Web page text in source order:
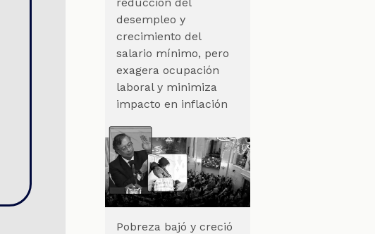
desempleo y
crecimiento del
salario mínimo, pero
exagera ocupación
laboral y minimiza
impacto en inflación
Pobreza bajó y creció